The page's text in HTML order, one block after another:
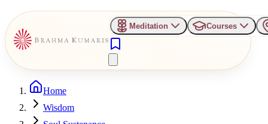
Meditation Courses
Home
Wisdom